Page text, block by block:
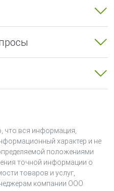
с приемно-
прибор
тестах от
адресных
части АЛС;
также между модулями.
ведущего модуля
линию связи.
АЛС-R3 подключается к
и не имеет
что вся информация,
характер и не
положениями
точной информации о
товаров и услуг,
компании ООО